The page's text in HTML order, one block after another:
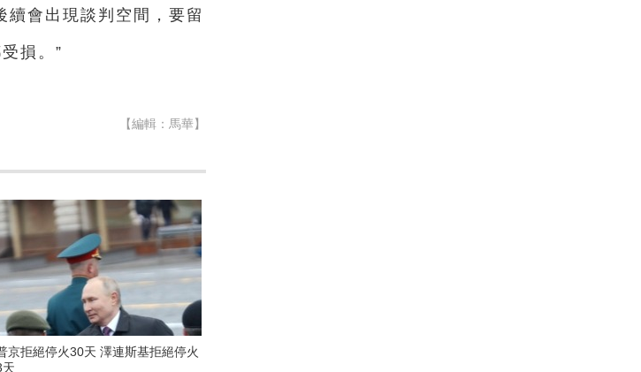
續會出現談判空間，要留
損。”
【編輯：馬華】
京拒絕停火30天 澤連斯基拒絕停火
天